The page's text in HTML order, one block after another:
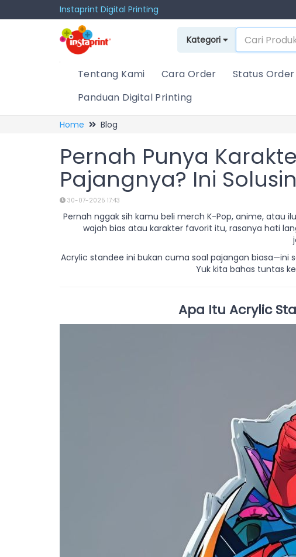
Instaprint Digital Printing
Kategori
Tentang Kami Cara Order Status Order
Panduan Digital Printing
Home Blog
Pernah Punya
Pajangnya? Ini
30-07-2025 17:43
Pernah nggak sih kamu beli merch K-Pop, anime, atau
wajah bias atau karakter favorit itu, rasanya hati
Acrylic standee ini bukan cuma soal pajangan
Yuk kita bahas tuntas
Apa Itu Acrylic